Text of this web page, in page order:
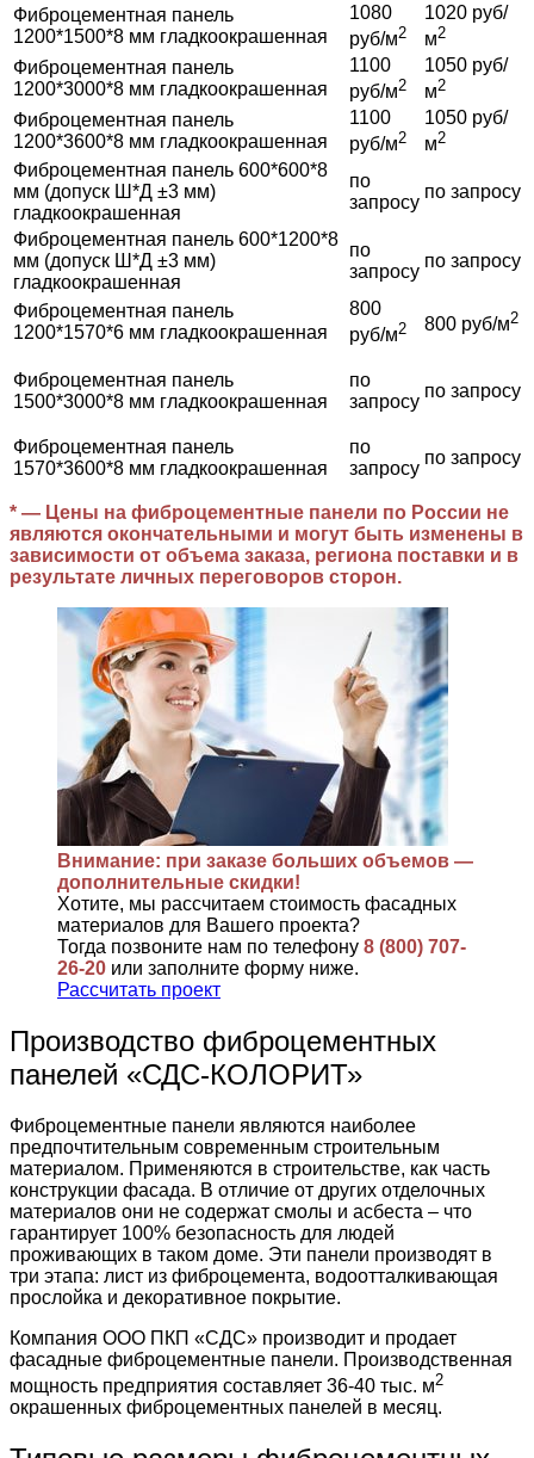
Фиброцементная панель
1200*1500*8 мм гладкоокрашенная
1080
руб/м2
1020 руб/
м2
Фиброцементная панель
1200*3000*8 мм гладкоокрашенная
1100
руб/м2
1050 руб/
м2
Фиброцементная панель
1200*3600*8 мм гладкоокрашенная
1100
руб/м2
1050 руб/
м2
Фиброцементная панель 600*600*8
мм (допуск Ш*Д ±3 мм)
гладкоокрашенная
по
запросу
по запросу
Фиброцементная панель 600*1200*8
мм (допуск Ш*Д ±3 мм)
гладкоокрашенная
по
запросу
по запросу
Фиброцементная панель
1200*1570*6 мм гладкоокрашенная
800
руб/м2 800 руб/м2
Фиброцементная панель
1500*3000*8 мм гладкоокрашенная
по
запросу
по запросу
Фиброцементная панель
1570*3600*8 мм гладкоокрашенная
по
запросу
по запросу
* — Цены на фиброцементные панели по России не
являются окончательными и могут быть изменены в
зависимости от объема заказа, региона поставки и в
результате личных переговоров сторон.
Внимание: при заказе больших объемов —
дополнительные скидки!
Хотите, мы рассчитаем стоимость фасадных
материалов для Вашего проекта?
Тогда позвоните нам по телефону 8 (800) 707-
26-20 или заполните форму ниже.
Рассчитать проект
Производство фиброцементных
панелей «СДС-КОЛОРИТ»
Фиброцементные панели являются наиболее
предпочтительным современным строительным
материалом. Применяются в строительстве, как часть
конструкции фасада. В отличие от других отделочных
материалов они не содержат смолы и асбеста – что
гарантирует 100% безопасность для людей
проживающих в таком доме. Эти панели производят в
три этапа: лист из фиброцемента, водоотталкивающая
прослойка и декоративное покрытие.
Компания ООО ПКП «СДС» производит и продает
фасадные фиброцементные панели. Производственная
мощность предприятия составляет 36-40 тыс. м2
окрашенных фиброцементных панелей в месяц.